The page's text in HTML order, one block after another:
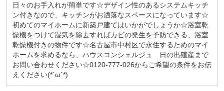
日々のお手入れが簡単です☆デザイン性のあるシステムキッチ
ン付きなので、キッチンがお洒落なスペースになっています☆
初めてのマイホームに新築戸建てはいかがでしょうか☆浴室乾
燥機をつけて湿気を除去すればカビの発生を予防できる、浴室
乾燥機付きの物件です☆名古屋市中村区で永住するためのマイ
ホームを求めるなら、ハウスコンシェルジュ 日の出殖産まで
お問い合わせください☆0120-777-026からご希望の条件をお伝
えください(*´ω`*)